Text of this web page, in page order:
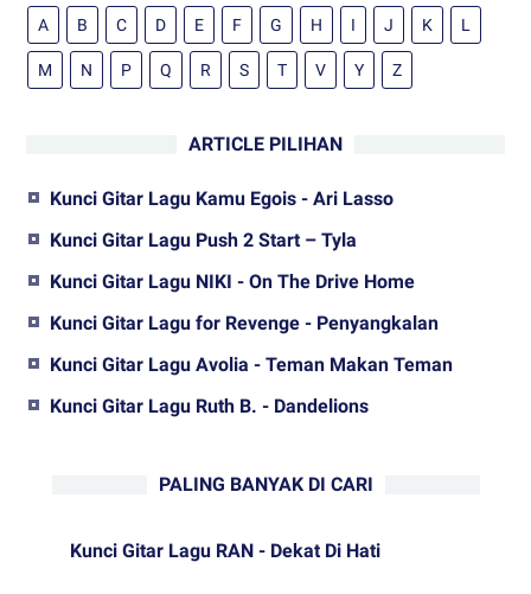
A B C D E F G H I J K L
M N P Q R S T V Y Z
ARTICLE PILIHAN
Kunci Gitar Lagu Kamu Egois - Ari Lasso
Kunci Gitar Lagu Push 2 Start – Tyla
Kunci Gitar Lagu NIKI - On The Drive Home
Kunci Gitar Lagu for Revenge - Penyangkalan
Kunci Gitar Lagu Avolia - Teman Makan Teman
Kunci Gitar Lagu Ruth B. - Dandelions
PALING BANYAK DI CARI
Kunci Gitar Lagu RAN - Dekat Di Hati